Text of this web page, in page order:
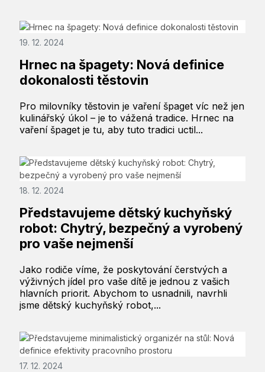
19. 12. 2024
Hrnec na špagety: Nová definice
dokonalosti těstovin
Pro milovníky těstovin je vaření špaget víc než jen
kulinářský úkol – je to vážená tradice. Hrnec na
vaření špaget je tu, aby tuto tradici uctil...
18. 12. 2024
Představujeme dětský kuchyňský
robot: Chytrý, bezpečný a vyrobený
pro vaše nejmenší
Jako rodiče víme, že poskytování čerstvých a
výživných jídel pro vaše dítě je jednou z vašich
hlavních priorit. Abychom to usnadnili, navrhli
jsme dětský kuchyňský robot,...
17. 12. 2024